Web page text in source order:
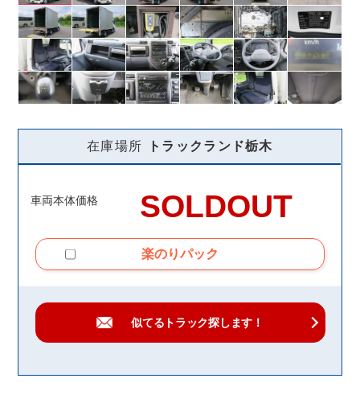
在庫場所 トラックランド栃木
車両本体価格 SOLDOUT
楽のりパック
似てるトラック探します！